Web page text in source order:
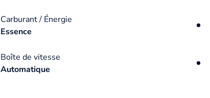
Carburant / Énergie
Essence
Boîte de vitesse
Automatique